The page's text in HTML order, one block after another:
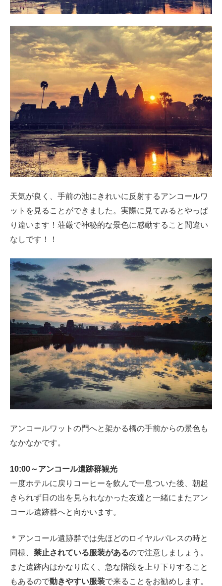
天気が良く、手前の池にきれいに反射するアンコールワ
ットを見ることができました。実際に見てみるとやっぱ
り違います！荘厳で神秘的な景色に感動すること間違い
なしです！！
アンコールワットの門へと架かる橋の手前からの景色も
なかなかです。
10:00～アンコール遺跡群観光
一度ホテルに戻りコーヒーを飲んで一息ついた後、朝起
きられず日の出を見られなかった友達と一緒にまたアン
コール遺跡群へと向かいます。
＊アンコール遺跡群では先ほどのロイヤルパレスの時と
同様、 禁止されている服装があるので注意しましょう。
また遺跡内はかなり広く、急な階段を上り下りすること
もあるので動きやすい服装で来ることをお勧めします。